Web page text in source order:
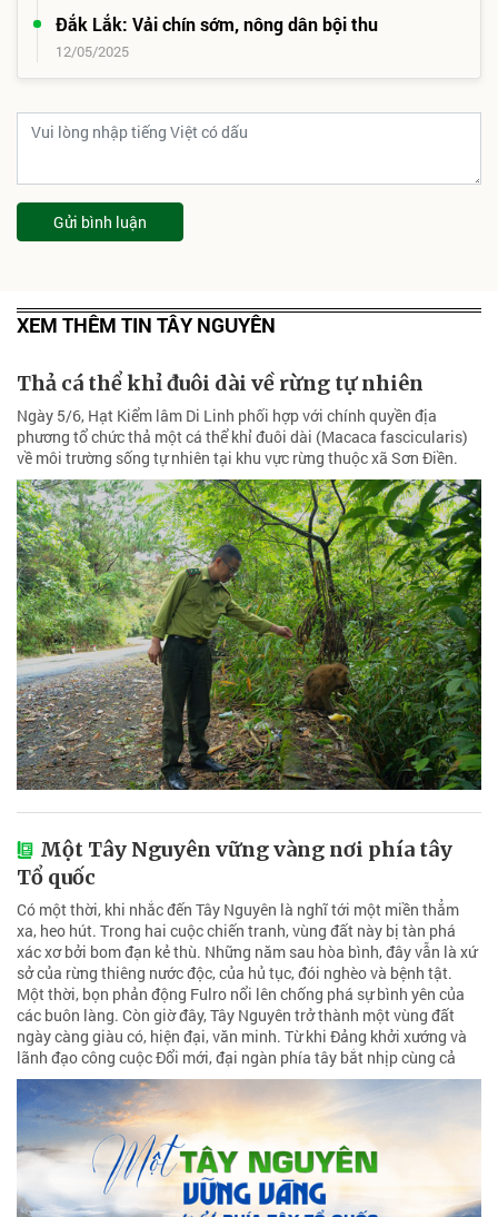
Đắk Lắk: Vải chín sớm, nông dân bội thu
12/05/2025
Gửi bình luận
XEM THÊM TIN TÂY NGUYÊN
Thả cá thể khỉ đuôi dài về rừng tự nhiên
Ngày 5/6, Hạt Kiểm lâm Di Linh phối hợp với chính quyền địa
phương tổ chức thả một cá thể khỉ đuôi dài (Macaca fascicularis)
về môi trường sống tự nhiên tại khu vực rừng thuộc xã Sơn Điền.
Một Tây Nguyên vững vàng nơi phía tây
Tổ quốc
Có một thời, khi nhắc đến Tây Nguyên là nghĩ tới một miền thẳm
xa, heo hút. Trong hai cuộc chiến tranh, vùng đất này bị tàn phá
xác xơ bởi bom đạn kẻ thù. Những năm sau hòa bình, đây vẫn là xứ
sở của rừng thiêng nước độc, của hủ tục, đói nghèo và bệnh tật.
Một thời, bọn phản động Fulro nổi lên chống phá sự bình yên của
các buôn làng. Còn giờ đây, Tây Nguyên trở thành một vùng đất
ngày càng giàu có, hiện đại, văn minh. Từ khi Đảng khởi xướng và
lãnh đạo công cuộc Đổi mới, đại ngàn phía tây bắt nhịp cùng cả